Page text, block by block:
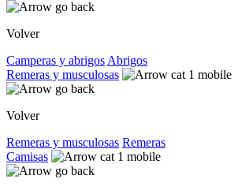
Volver
Camperas y abrigos Abrigos
Remeras y musculosas
Volver
Remeras y musculosas Remeras
Camisas